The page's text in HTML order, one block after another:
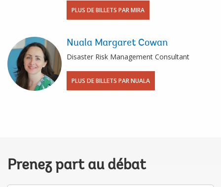
PLUS DE BILLETS PAR MIRA
Nuala Margaret Cowan
Disaster Risk Management Consultant
PLUS DE BILLETS PAR NUALA
Prenez part au débat